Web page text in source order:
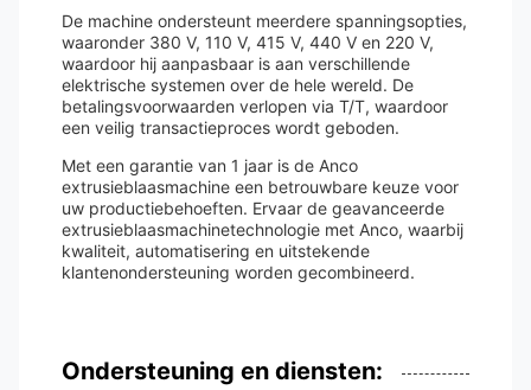
De machine ondersteunt meerdere spanningsopties,
waaronder 380 V, 110 V, 415 V, 440 V en 220 V,
waardoor hij aanpasbaar is aan verschillende
elektrische systemen over de hele wereld. De
betalingsvoorwaarden verlopen via T/T, waardoor
een veilig transactieproces wordt geboden.
Met een garantie van 1 jaar is de Anco
extrusieblaasmachine een betrouwbare keuze voor
uw productiebehoeften. Ervaar de geavanceerde
extrusieblaasmachinetechnologie met Anco, waarbij
kwaliteit, automatisering en uitstekende
klantenondersteuning worden gecombineerd.
Ondersteuning en diensten: